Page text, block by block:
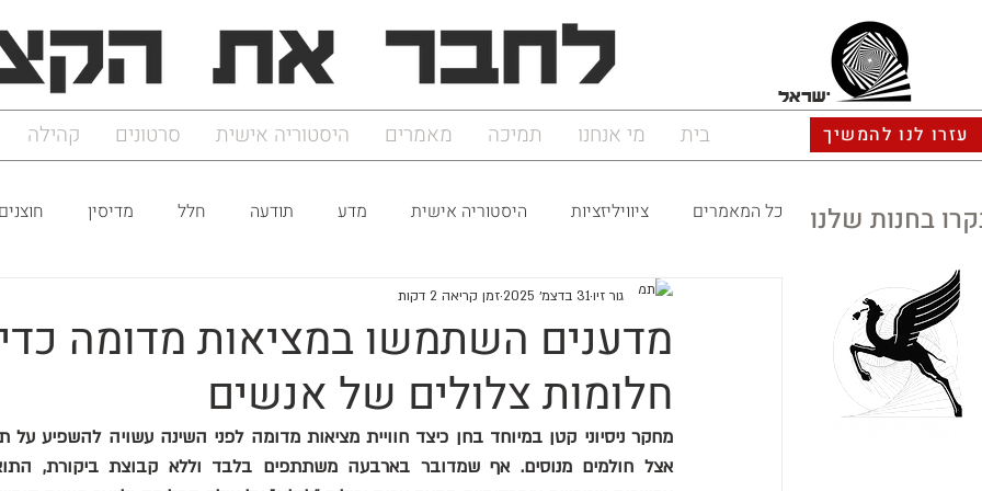
ישראל
עזרו לנו להמשיך בית מי אנחנו תמיכה מאמרים היסטוריה אישית סרטונים קהילה
כל המאמרים ציוויליזציות היסטוריה אישית מדע תודעה חלל מדיסין חוצנים
מדענים השתמשו במציאות מדומה
חלומות צלולים של אנשים
גור זיו31 בדצמ׳ 2025 זמן קריאה 2 דקות
בחנות שלנו